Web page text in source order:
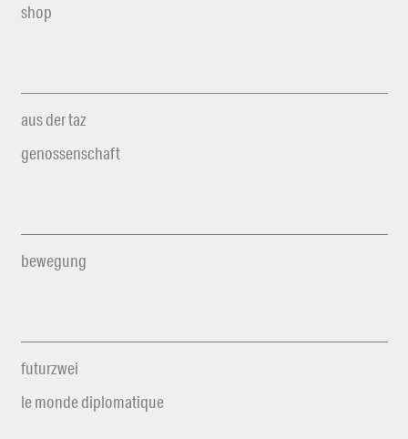
shop
aus der taz
genossenschaft
bewegung
futurzwei
le monde diplomatique